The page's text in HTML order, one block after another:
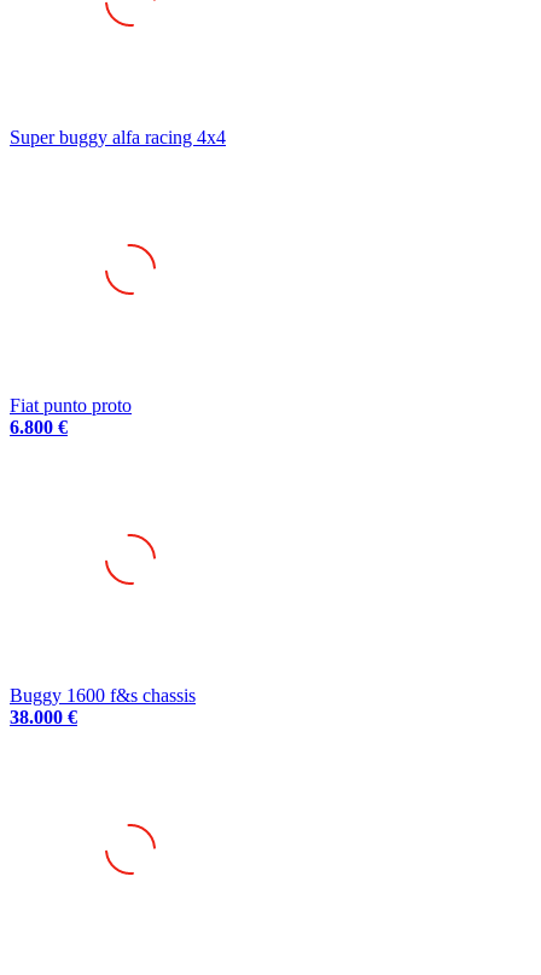
Super buggy alfa racing 4x4
Fiat punto proto
6.800 €
Buggy 1600 f&s chassis
38.000 €